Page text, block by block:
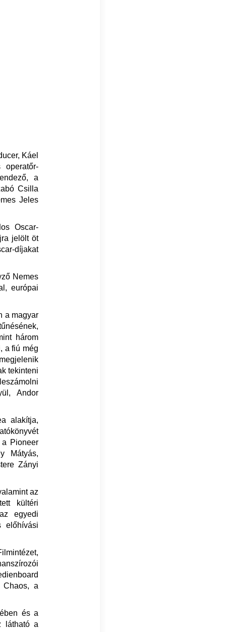
Káel
operatőr-
a
Csilla
Jeles
Oscar-
jelölt öt
díjakat
Nemes
európai
a magyar
három
a fiú még
tekinteni
Andor
alakítja,
a Pioneer
Mátyás,
Zányi
az
kültéri
egyedi
előhívási
Chaos, a
és a
látható a